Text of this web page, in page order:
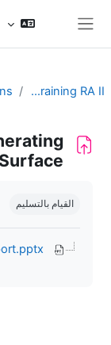
تخطى إلى المحتوى
OSCAR/Surface training RA II
القيام بالتسليم